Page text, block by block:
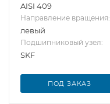
AISI 409
Направление вращения:
левый
Подшипниковый узел:
SKF
ПОД ЗАКАЗ